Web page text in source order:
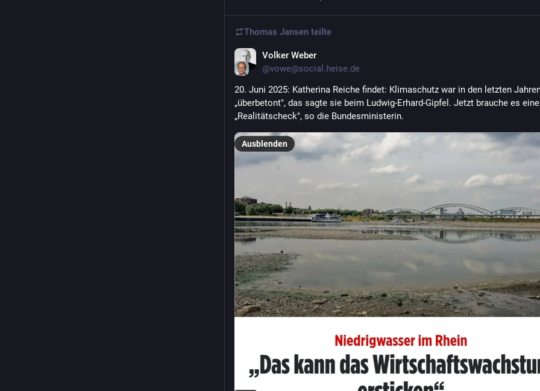
Thomas Jansen teilte
Volker Weber
@vowe@social.heise.de
20. Juni 2025: Katherina Reiche findet: Klimaschutz war in den letzten
„überbetont", das sagte sie beim Ludwig-Erhard-Gipfel. Jetzt brauche es
„Realitätscheck", so die Bundesministerin.
Ausblenden